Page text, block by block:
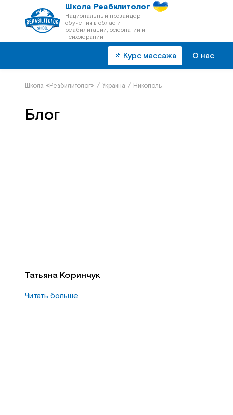
Школа Реабилитолог
Национальный провайдер
обучения в области
реабилитации, остеопатии и
психотерапии
📌 Курс массажа О нас
Школа «Реабилитолог» / Украина / Никополь
Блог
Татьяна Коринчук
Читать больше